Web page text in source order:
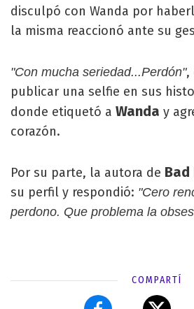
disculpó con Wanda por
la misma reaccionó ante su
"Con mucha seriedad...Perdón",
publicar una selfie en sus
donde etiquetó a Wanda y
corazón.
Por su parte, la autora de Bad
su perfil y respondió: "Cero
perdono. Que problema la
COMPARTÍ